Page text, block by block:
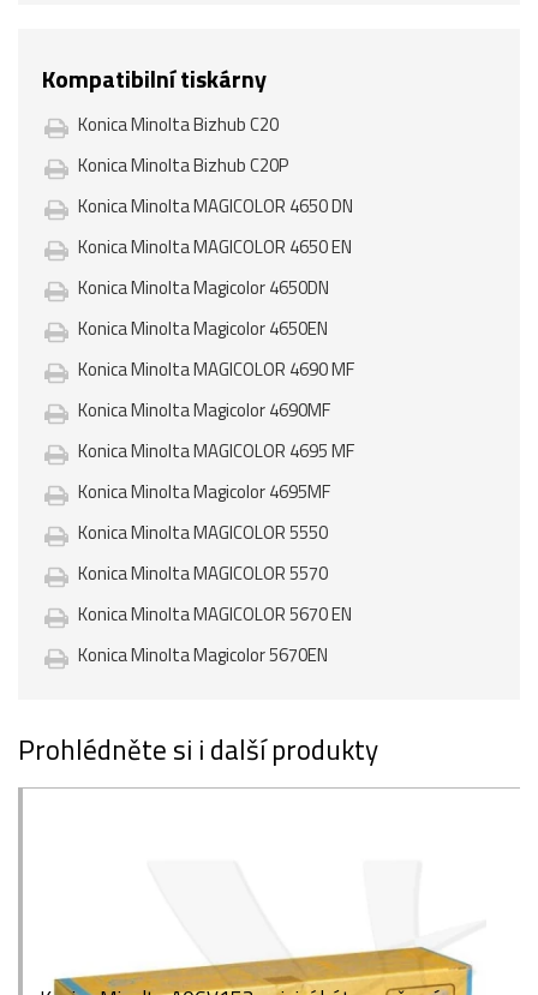
Kompatibilní tiskárny
Konica Minolta Bizhub C20
Konica Minolta Bizhub C20P
Konica Minolta MAGICOLOR 4650 DN
Konica Minolta MAGICOLOR 4650 EN
Konica Minolta Magicolor 4650DN
Konica Minolta Magicolor 4650EN
Konica Minolta MAGICOLOR 4690 MF
Konica Minolta Magicolor 4690MF
Konica Minolta MAGICOLOR 4695 MF
Konica Minolta Magicolor 4695MF
Konica Minolta MAGICOLOR 5550
Konica Minolta MAGICOLOR 5570
Konica Minolta MAGICOLOR 5670 EN
Konica Minolta Magicolor 5670EN
Prohlédněte si i další produkty